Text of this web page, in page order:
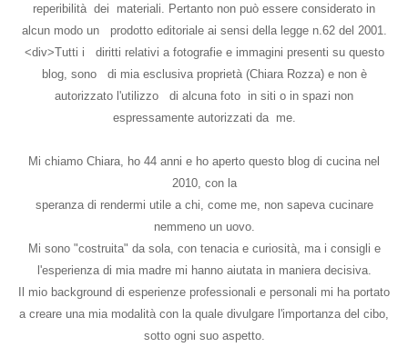
reperibilità dei materiali. Pertanto non può essere considerato in
alcun modo un prodotto editoriale ai sensi della legge n.62 del 2001.
<div>Tutti i diritti relativi a fotografie e immagini presenti su questo
blog, sono di mia esclusiva proprietà (Chiara Rozza) e non è
autorizzato l'utilizzo di alcuna foto in siti o in spazi non
espressamente autorizzati da me.
Mi chiamo Chiara, ho 44 anni e ho aperto questo blog di cucina nel
2010, con la
speranza di rendermi utile a chi, come me, non sapeva cucinare
nemmeno un uovo.
Mi sono "costruita" da sola, con tenacia e curiosità, ma i consigli e
l'esperienza di mia madre mi hanno aiutata in maniera decisiva.
Il mio background di esperienze professionali e personali mi ha portato
a creare una mia modalità con la quale divulgare l'importanza del cibo,
sotto ogni suo aspetto.